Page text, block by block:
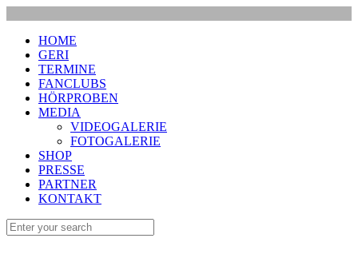
HOME
GERI
TERMINE
FANCLUBS
HÖRPROBEN
MEDIA
VIDEOGALERIE
FOTOGALERIE
SHOP
PRESSE
PARTNER
KONTAKT